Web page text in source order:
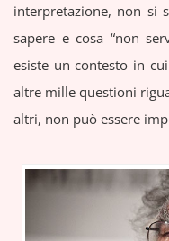
interpretazione, non si
sapere e cosa “non
esiste un contesto in
altre mille questioni
altri, non può essere